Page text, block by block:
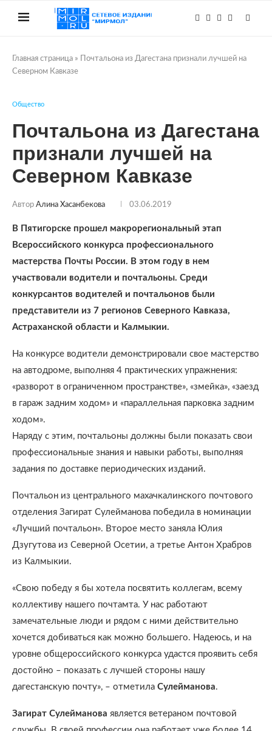
Главная страница »
Почтальона из Дагестана признали лучшей на
Северном Кавказе
Общество
Почтальона из Дагестана
признали лучшей на
Северном Кавказе
Автор Алина Хасанбекова 03.06.2019
В Пятигорске прошел макрорегиональный этап
Всероссийского конкурса профессионального
мастерства Почты России. В этом году в нем
участвовали водители и почтальоны. Среди
конкурсантов водителей и почтальонов были
представители из 7 регионов Северного Кавказа,
Астраханской области и Калмыкии.
На конкурсе водители демонстрировали свое мастерство
на автодроме, выполняя 4 практических упражнения:
«разворот в ограниченном пространстве», «змейка», «заезд
в гараж задним ходом» и «параллельная парковка задним
ходом».
Наряду с этим, почтальоны должны были показать свои
профессиональные знания и навыки работы, выполняя
задания по доставке периодических изданий.
Почтальон из центрального махачкалинского почтового
отделения Загират Сулейманова победила в номинации
«Лучший почтальон». Второе место заняла Юлия
Дзугутова из Северной Осетии, а третье Антон Храбров
из Калмыкии.
«Свою победу я бы хотела посвятить коллегам, всему
коллективу нашего почтамта. У нас работают
замечательные люди и рядом с ними действительно
хочется добиваться как можно большего. Надеюсь, и на
уровне общероссийского конкурса удастся проявить себя
достойно – показать с лучшей стороны нашу
дагестанскую почту», – отметила Сулейманова.
Загират Сулейманова является ветераном почтовой